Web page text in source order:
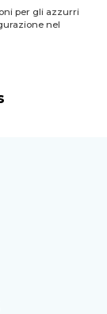
per gli azzurri
nel